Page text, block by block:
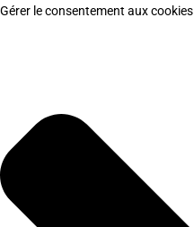
Gérer le consentement aux cookies